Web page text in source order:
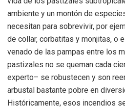
ambiente y un montón de
necesitan para sobrevivir, por
de collar, corbatitas y monjitas, o
venado de las pampas entre los
pastizales no se queman cada
experto– se robustecen y son
arbustal bastante pobre en
Históricamente, esos incendios